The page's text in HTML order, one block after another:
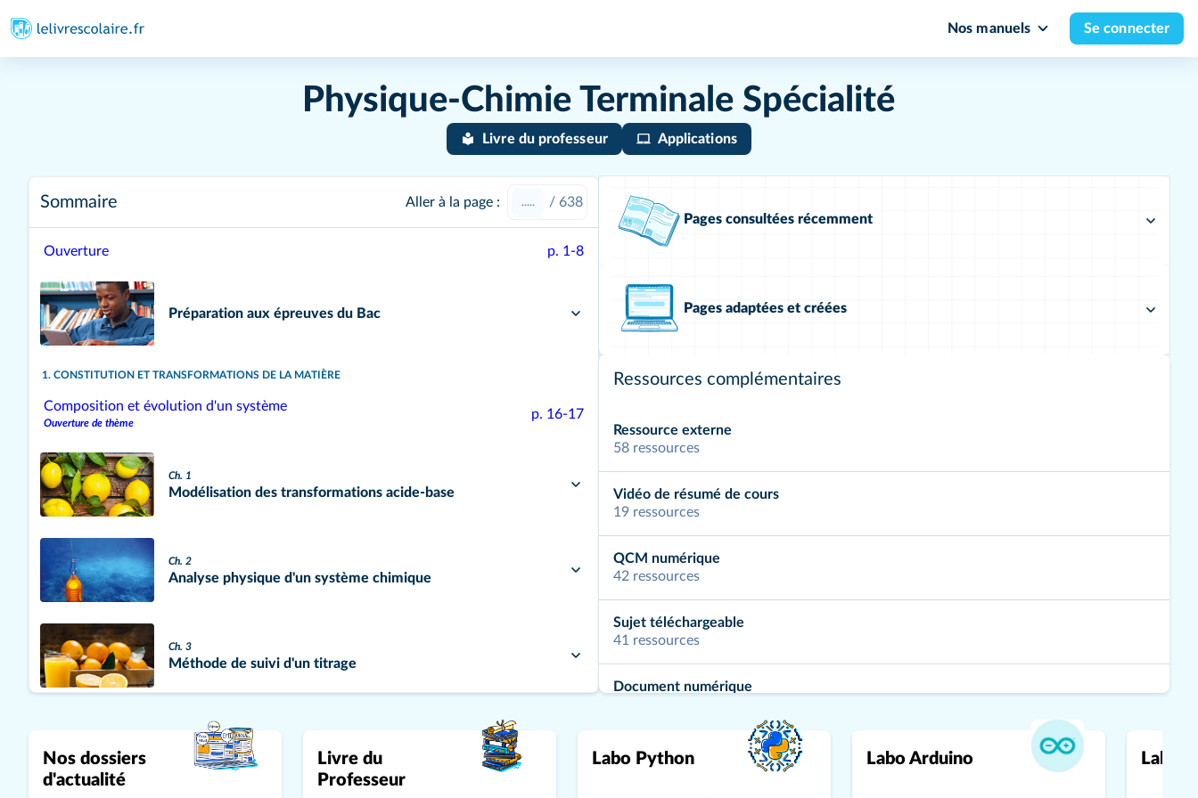
Nos manuels Se connecter
Physique-Chimie Terminale Spécialité
Livre du professeur Applications
Sommaire Aller à la page : / 638
Ouverture p. 1-8
Préparation aux épreuves du Bac
1. CONSTITUTION ET TRANSFORMATIONS DE LA MATIÈRE
Composition et évolution d'un système
Ouverture de thème
p. 16-17
Ch. 1
Modélisation des transformations acide-base
Ch. 2
Analyse physique d'un système chimique
Ch. 3
Méthode de suivi d'un titrage
Évolution temporelle d'une transformation chimique
Pages consultées récemment
Pages adaptées et créées
Ressources complémentaires
Ressource externe
58 ressources
Vidéo de résumé de cours
19 ressources
QCM numérique
42 ressources
Sujet téléchargeable
41 ressources
Document numérique
Bilan téléchargeable
22 ressources
Nos dossiers
d'actualité
Livre du
Professeur
Labo Python Labo Arduino Labo